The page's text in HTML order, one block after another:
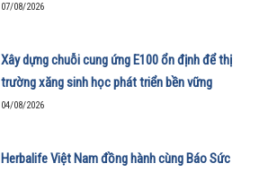
07/08/2026
Xây dựng chuỗi cung ứng E100 ổn định để thị
trường xăng sinh học phát triển bền vững
04/08/2026
Herbalife Việt Nam đồng hành cùng Báo Sức